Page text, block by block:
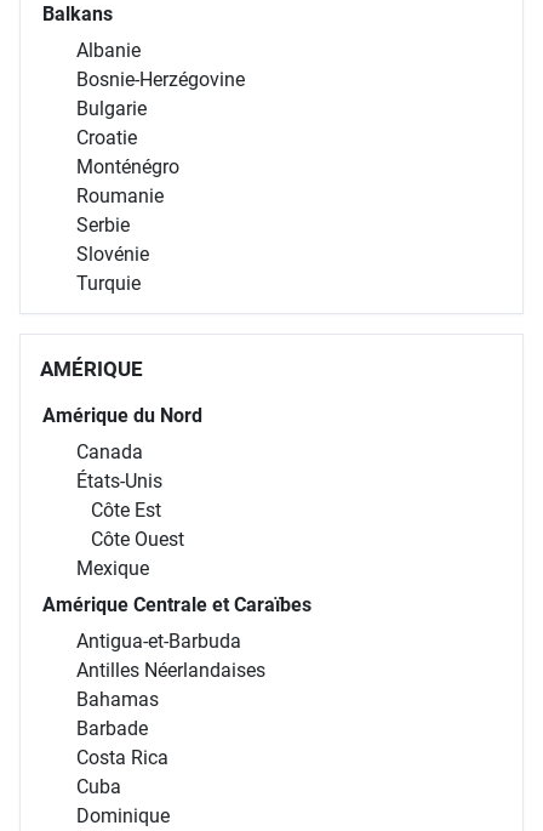
Balkans
Albanie
Bosnie-Herzégovine
Bulgarie
Croatie
Monténégro
Roumanie
Serbie
Slovénie
Turquie
AMÉRIQUE
Amérique du Nord
Canada
États-Unis
Côte Est
Côte Ouest
Mexique
Amérique Centrale et Caraïbes
Antigua-et-Barbuda
Antilles Néerlandaises
Bahamas
Barbade
Costa Rica
Cuba
Dominique